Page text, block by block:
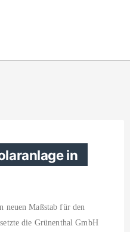
in
neuen Maßstab für den
die Grünenthal GmbH